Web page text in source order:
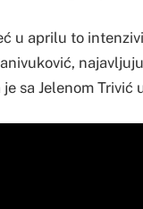
u aprilu to
sa Jelenom Trivić